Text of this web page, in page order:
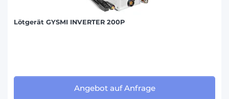
Lötgerät GYSMI INVERTER 200P
Angebot auf Anfrage